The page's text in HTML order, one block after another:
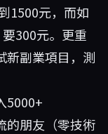
1500元，而如
300元。更重
新副業項目，測
5000+
的朋友（零技術